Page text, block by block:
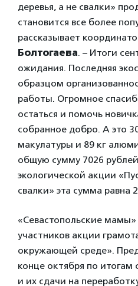
деревья, а не свалки»
становится все более
рассказывает
Болтогаева. – Итоги
ожидания. Последняя
образцом
работы. Огромное
остаться и помочь
собранное добро. А это
макулатуры и 89 кг
общую сумму 7026
экологической акции
свалки» эта сумма равна
«Севастопольские
участников акции
окружающей среде».
конце октября по
и их сдачи на